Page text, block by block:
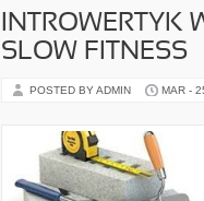
INTROWERTYK
SLOW FITNESS
POSTED BY ADMIN MAR -